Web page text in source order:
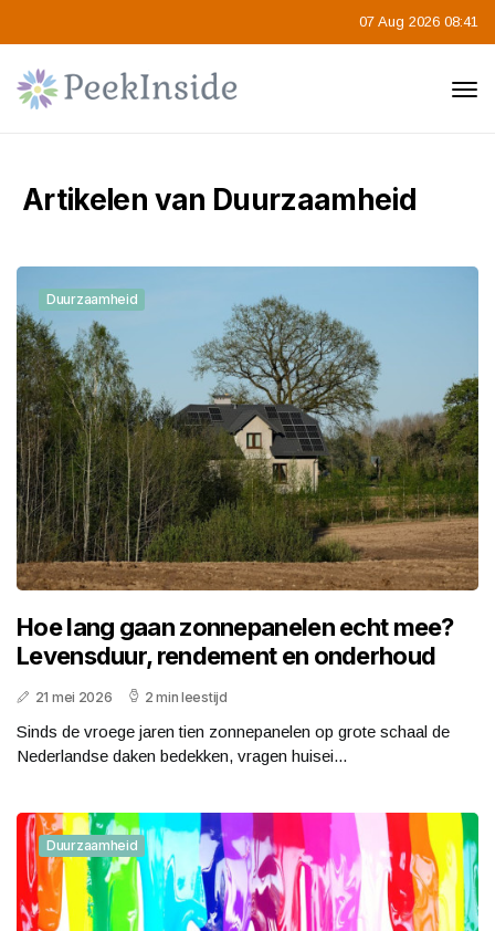
07 Aug 2026 08:41
Artikelen van Duurzaamheid
Duurzaamheid
Hoe lang gaan zonnepanelen echt mee?
Levensduur, rendement en onderhoud
21 mei 2026 2 min leestijd
Sinds de vroege jaren tien zonnepanelen op grote schaal de
Nederlandse daken bedekken, vragen huisei...
Duurzaamheid